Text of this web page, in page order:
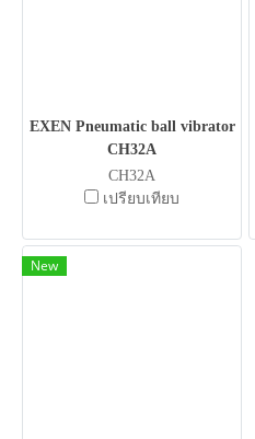
EXEN Pneumatic ball vibrator
CH32A
CH32A
เปรียบเทียบ
New